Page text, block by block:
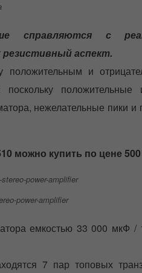
справляются с
аспект.
и
поскольку положительные
нежелательные пики
можно купить по цене
power-amplifier
емкостью 33 000
7 пар топовых